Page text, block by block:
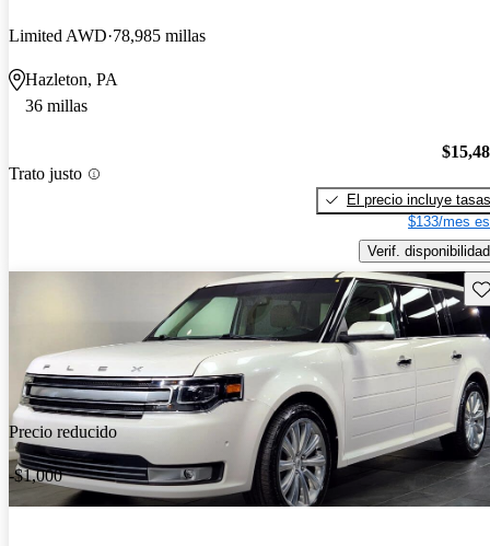
Limited AWD 78,985 millas
Hazleton, PA
36 millas
Trato justo
El precio incluye tasas
$133/mes
Verif. disponibilidad
Precio reducido
-$1,000